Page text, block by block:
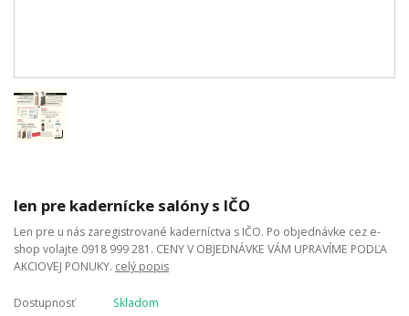
len pre kadernícke salóny s IČO
Len pre u nás zaregistrované kaderníctva s IČO. Po objednávke cez e-
shop volajte 0918 999 281. CENY V OBJEDNÁVKE VÁM UPRAVÍME PODĽA
AKCIOVEJ PONUKY. celý popis
Dostupnosť Skladom